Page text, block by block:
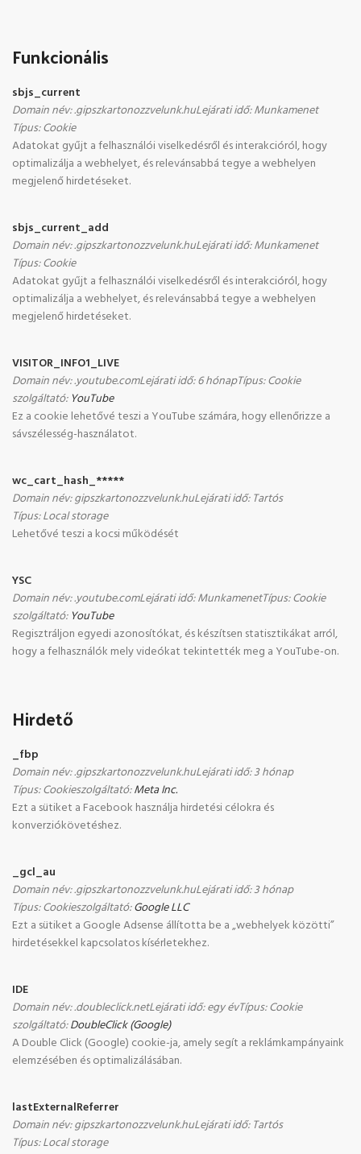
Funkcionális
sbjs_current
Domain név:.gipszkartonozzvelunk.huLejárati idő:Munkamenet
Típus:Cookie
Adatokat gyűjt a felhasználói viselkedésről és interakcióról, hogy
optimalizálja a webhelyet, és relevánsabbá tegye a webhelyen
megjelenő hirdetéseket.
sbjs_current_add
Domain név:.gipszkartonozzvelunk.huLejárati idő:Munkamenet
Típus:Cookie
Adatokat gyűjt a felhasználói viselkedésről és interakcióról, hogy
optimalizálja a webhelyet, és relevánsabbá tegye a webhelyen
megjelenő hirdetéseket.
VISITOR_INFO1_LIVE
Domain név:.youtube.comLejárati idő:6 hónapTípus:Cookie
szolgáltató: YouTube
Ez a cookie lehetővé teszi a YouTube számára, hogy ellenőrizze a
sávszélesség-használatot.
wc_cart_hash_*****
Domain név:gipszkartonozzvelunk.huLejárati idő:Tartós
Típus:Local storage
Lehetővé teszi a kocsi működését
YSC
Domain név:.youtube.comLejárati idő:MunkamenetTípus:Cookie
szolgáltató: YouTube
Regisztráljon egyedi azonosítókat, és készítsen statisztikákat arról,
hogy a felhasználók mely videókat tekintették meg a YouTube-on.
Hirdető
_fbp
Domain név:.gipszkartonozzvelunk.huLejárati idő:3 hónap
Típus:Cookieszolgáltató:Meta Inc.
Ezt a sütiket a Facebook használja hirdetési célokra és
konverziókövetéshez.
_gcl_au
Domain név:.gipszkartonozzvelunk.huLejárati idő:3 hónap
Típus:Cookieszolgáltató:Google LLC
Ezt a sütiket a Google Adsense állította be a „webhelyek közötti”
hirdetésekkel kapcsolatos kísérletekhez.
IDE
Domain név:.doubleclick.netLejárati idő:egy évTípus:Cookie
szolgáltató:DoubleClick (Google)
A Double Click (Google) cookie-ja, amely segít a reklámkampányaink
elemzésében és optimalizálásában.
lastExternalReferrer
Domain név:gipszkartonozzvelunk.huLejárati idő:Tartós
Típus:Local storage